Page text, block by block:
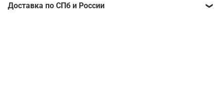
Расчитать стоимость ваших линз поможет
Доставка по СПб и России